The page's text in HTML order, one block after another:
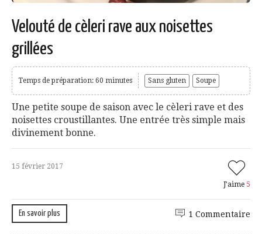
Velouté de cèleri rave aux noisettes
grillées
Temps de préparation: 60 minutes Sans gluten Soupe
Une petite soupe de saison avec le cèleri rave et des
noisettes croustillantes. Une entrée très simple mais
divinement bonne.
15 février 2017
J'aime 5
En savoir plus 1 Commentaire